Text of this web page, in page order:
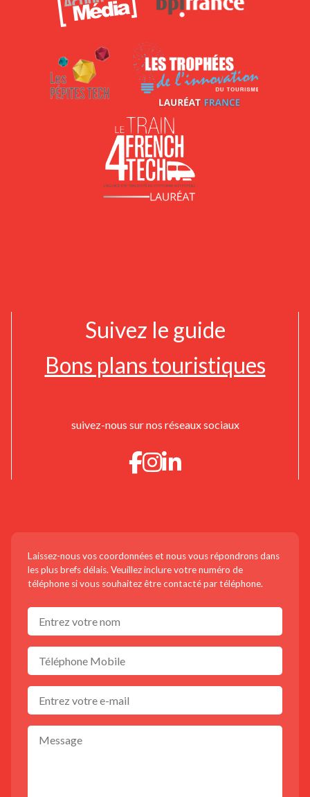
Suivez le guide
Bons plans touristiques
suivez-nous sur nos réseaux sociaux
Laissez-nous vos coordonnées et nous vous répondrons dans
les plus brefs délais. Veuillez inclure votre numéro de
téléphone si vous souhaitez être contacté par téléphone.